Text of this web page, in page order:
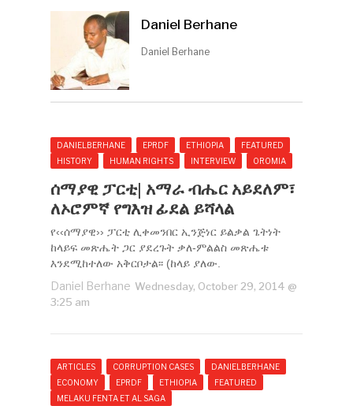
Daniel Berhane
Daniel Berhane
DANIELBERHANE EPRDF ETHIOPIA
FEATURED
HISTORY
HUMAN RIGHTS INTERVIEW OROMIA
ሰማያዊ ፓርቲ| አማራ ብሔር አይደለም፣
ለኦሮምኛ የግእዝ ፊደል ይሻላል
የ‹‹ሰማያዊ›› ፓርቲ ሊቀመንበር ኢንጅነር ይልቃል ጌትነት
ከላይፍ መጽሔት ጋር ያደረጉት ቃለ-ምልልስ መጽሔቱ
እንደሚከተለው አቅርቦታል፡፡ (ከላይ ያለው.
Daniel Berhane Wednesday, October 29, 2014 @
3:25 am
ARTICLES CORRUPTION CASES
DANIELBERHANE
ECONOMY
EPRDF ETHIOPIA
FEATURED
MELAKU FENTA ET AL SAGA